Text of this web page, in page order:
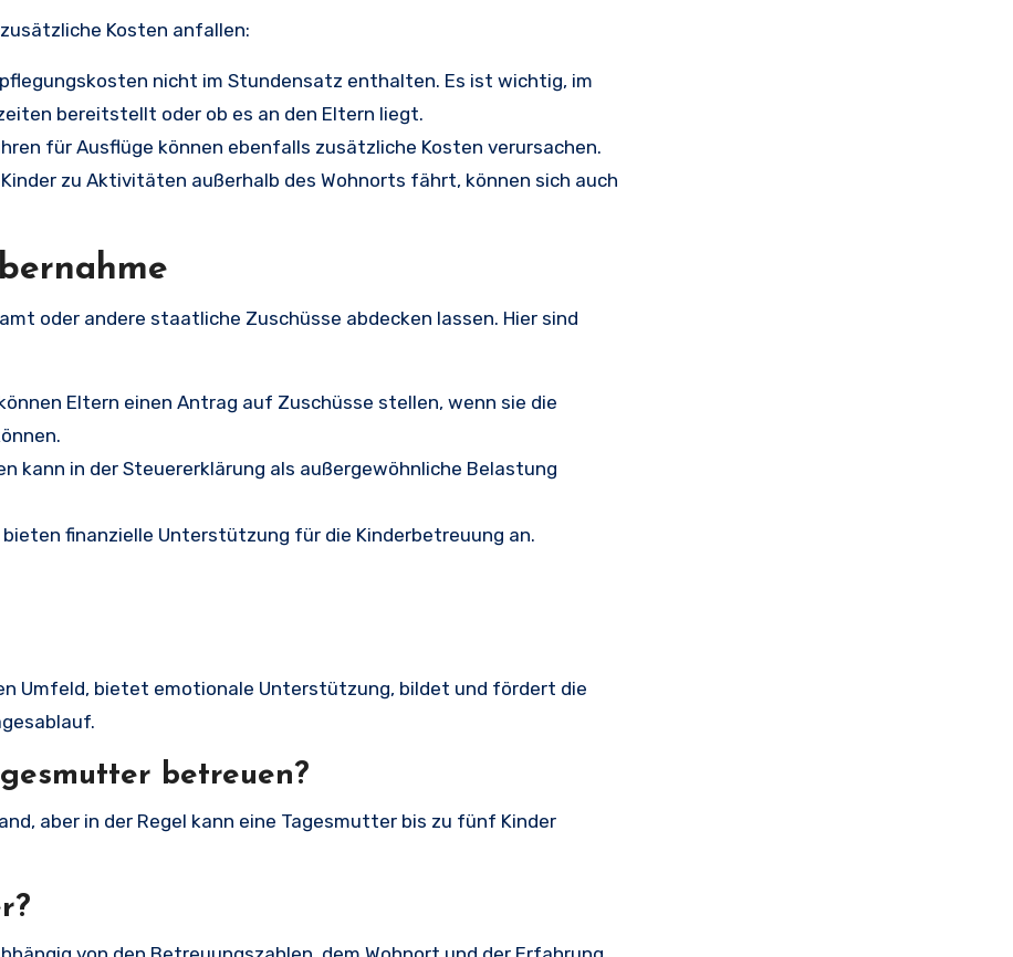
Kosten anfallen:
nicht im Stundensatz enthalten. Es ist wichtig, im
bereitstellt oder ob es an den Eltern liegt.
für Ausflüge können ebenfalls zusätzliche Kosten verursachen.
zu Aktivitäten außerhalb des Wohnorts fährt, können sich auch
oder andere staatliche Zuschüsse abdecken lassen. Hier sind
Eltern einen Antrag auf Zuschüsse stellen, wenn sie die
kann in der Steuererklärung als außergewöhnliche Belastung
bieten finanzielle Unterstützung für die Kinderbetreuung an.
Umfeld, bietet emotionale Unterstützung, bildet und fördert die
betreuen?
aber in der Regel kann eine Tagesmutter bis zu fünf Kinder